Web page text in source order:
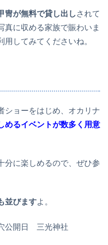
冑が無料で貸し出し されて
真に収める家族で賑わいま
してみてくださいね。
ショーをはじめ、オカリナ
めるイベントが数多く用意
分に楽しめるので、ぜひ参
並びますよ。
公開日 三光神社